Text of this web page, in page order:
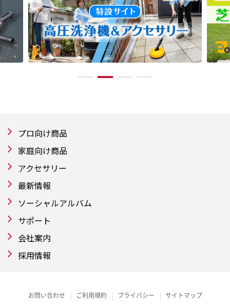
プロ向け商品
家庭向け商品
アクセサリー
最新情報
ソーシャルアルバム
サポート
会社案内
採用情報
お問い合わせ ご利用規約 プライバシー サイトマップ